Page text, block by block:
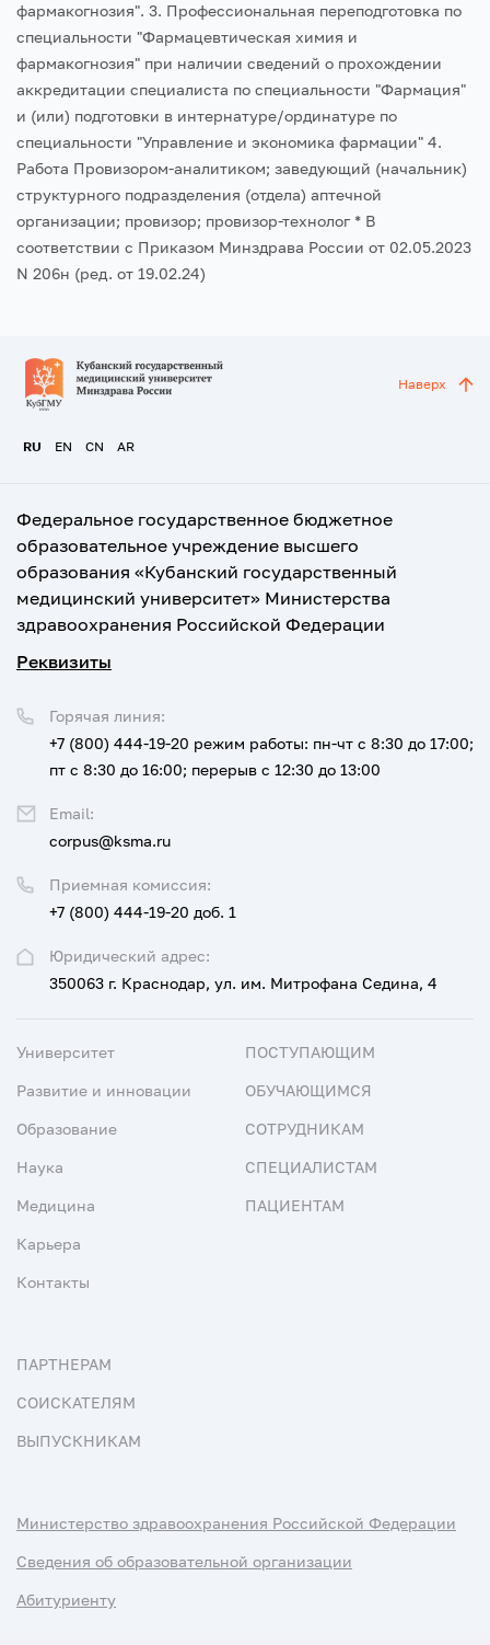
фармакогнозия". 3. Профессиональная переподготовка по
специальности "Фармацевтическая химия и
фармакогнозия" при наличии сведений о прохождении
аккредитации специалиста по специальности "Фармация"
и (или) подготовки в интернатуре/ординатуре по
специальности "Управление и экономика фармации" 4.
Работа Провизором-аналитиком; заведующий (начальник)
структурного подразделения (отдела) аптечной
организации; провизор; провизор-технолог* В
соответствии с Приказом Минздрава России от 02.05.2023
N 206н (ред. от 19.02.24)
RU EN CN AR
Наверх
Федеральное государственное бюджетное
образовательное учреждение высшего
образования «Кубанский государственный
медицинский университет» Министерства
здравоохранения Российской Федерации
Реквизиты
Юридический адрес:
350063 г. Краснодар, ул. им. Митрофана Седина, 4
Приемная комиссия:
+7 (800) 444-19-20 доб. 1
Горячая линия:
+7 (800) 444-19-20 режим работы: пн-чт с 8:30 до 17:00;
пт с 8:30 до 16:00; перерыв с 12:30 до 13:00
Email:
corpus@ksma.ru
Университет
Развитие и инновации
Образование
Наука
Медицина
Карьера
Контакты
ПОСТУПАЮЩИМ
ОБУЧАЮЩИМСЯ
СОТРУДНИКАМ
СПЕЦИАЛИСТАМ
ПАЦИЕНТАМ
ПАРТНЕРАМ
СОИСКАТЕЛЯМ
ВЫПУСКНИКАМ
Министерство здравоохранения Российской Федерации
Сведения об образовательной организации
Абитуриенту